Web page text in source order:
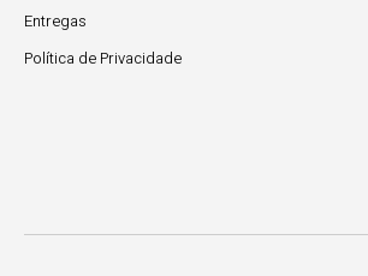
Entregas
Política de Privacidade